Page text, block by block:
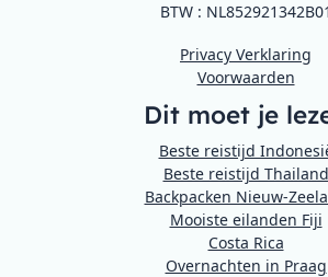
BTW : NL852921342B01
Privacy Verklaring
Voorwaarden
Dit moet je
Beste reistijd
Beste reistijd Thailand
Backpacken Nieuw-
Mooiste eilanden Fiji
Costa Rica
Overnachten in Praag